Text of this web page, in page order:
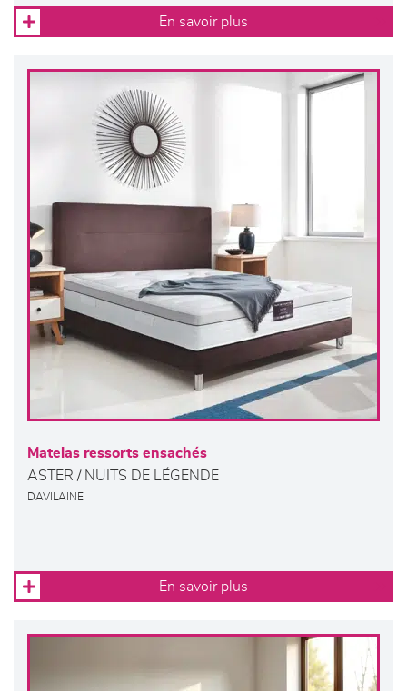
En savoir plus
Matelas ressorts ensachés
ASTER / NUITS DE LÉGENDE
DAVILAINE
En savoir plus